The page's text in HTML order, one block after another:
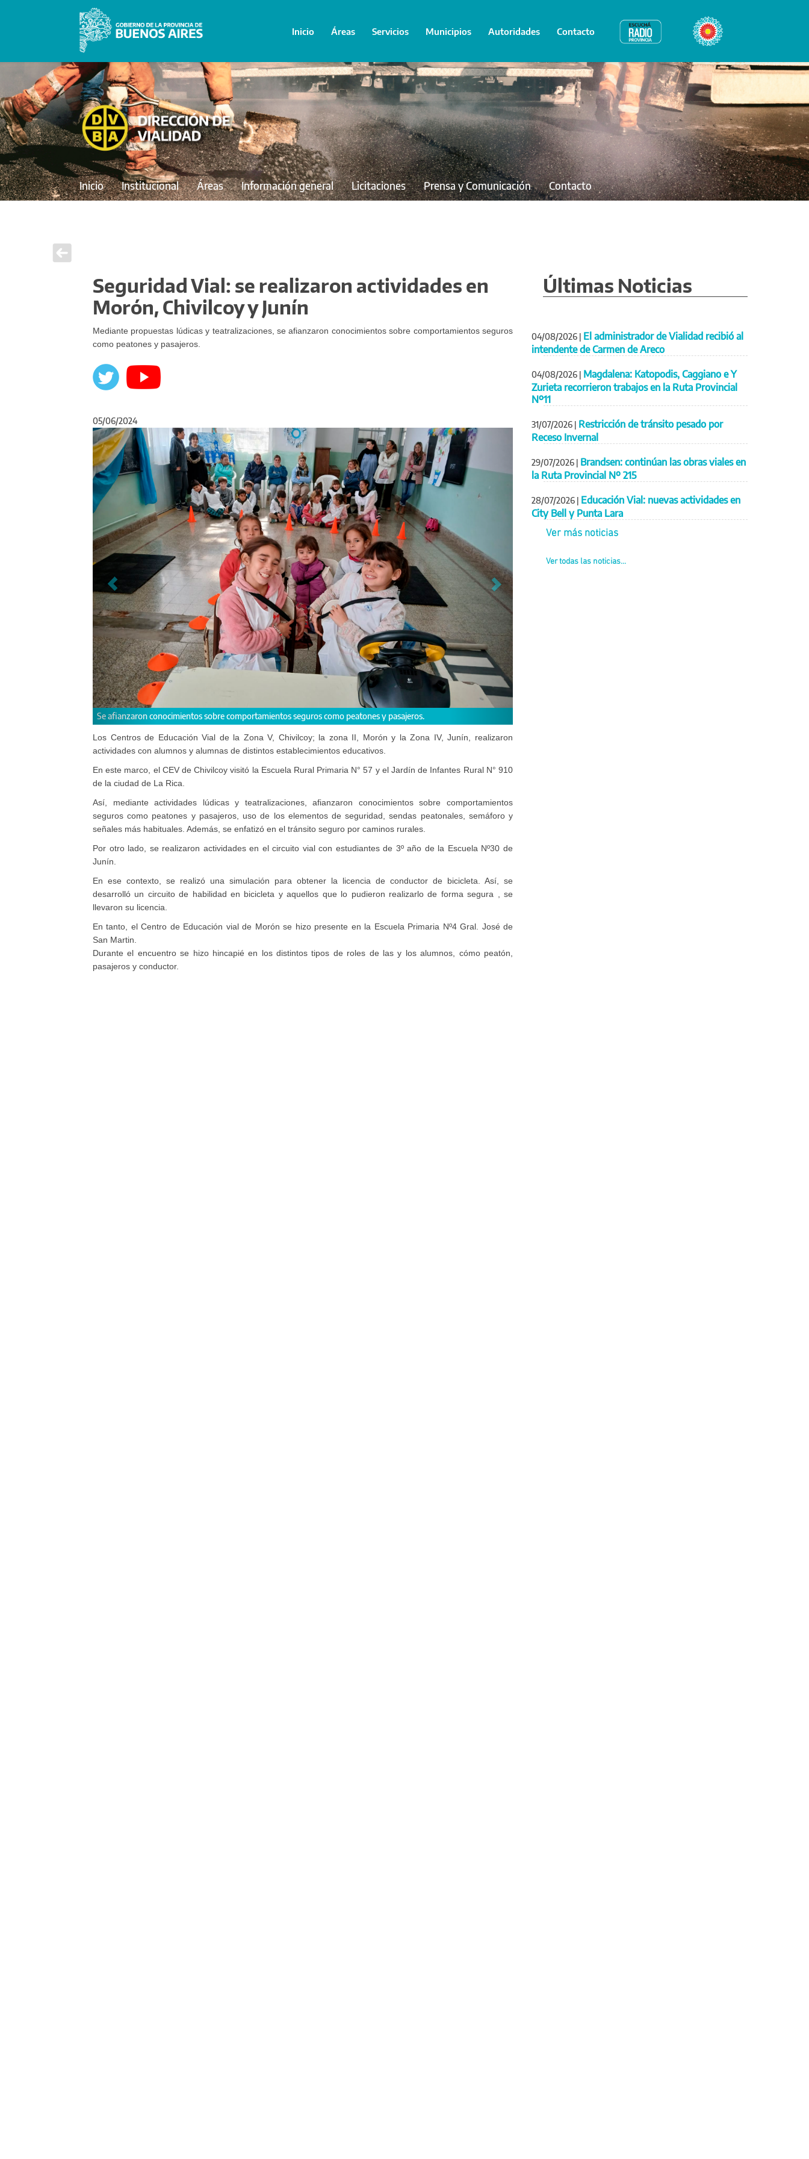
Inicio Áreas Servicios Municipios Autoridades Contacto Radio Provincia Bicentenario
Inicio Institucional Áreas Información general Licitaciones Prensa y Comunicación Contacto
Seguridad Vial: se realizaron actividades en
Morón, Chivilcoy y Junín
Mediante propuestas lúdicas y teatralizaciones, se afianzaron conocimientos sobre comportamientos seguros
como peatones y pasajeros.
05/06/2024
Seguridad Vial: se realizaron actividades en Morón, Chivilcoy y Junín.
Anterior Siguiente
Los Centros de Educación Vial de la Zona V, Chivilcoy; la zona II, Morón y la Zona IV, Junín, realizaron
actividades con alumnos y alumnas de distintos establecimientos educativos.
En este marco, el CEV de Chivilcoy visitó la Escuela Rural Primaria N° 57 y el Jardín de Infantes Rural N° 910
de la ciudad de La Rica.
Así, mediante actividades lúdicas y teatralizaciones, afianzaron conocimientos sobre comportamientos
seguros como peatones y pasajeros, uso de los elementos de seguridad, sendas peatonales, semáforo y
señales más habituales. Además, se enfatizó en el tránsito seguro por caminos rurales.
Por otro lado, se realizaron actividades en el circuito vial con estudiantes de 3º año de la Escuela Nº30 de
Junín.
En ese contexto, se realizó una simulación para obtener la licencia de conductor de bicicleta. Así, se
desarrolló un circuito de habilidad en bicicleta y aquellos que lo pudieron realizarlo de forma segura , se
llevaron su licencia.
En tanto, el Centro de Educación vial de Morón se hizo presente en la Escuela Primaria Nº4 Gral. José de
San Martin.
Durante el encuentro se hizo hincapié en los distintos tipos de roles de las y los alumnos, cómo peatón,
pasajeros y conductor.
Últimas Noticias
04/08/2026 | El administrador de Vialidad recibió al
intendente de Carmen de Areco
04/08/2026 | Magdalena: Katopodis, Caggiano e Y
Zurieta recorrieron trabajos en la Ruta Provincial
Nº11
31/07/2026 | Restricción de tránsito pesado por
Receso Invernal
29/07/2026 | Brandsen: continúan las obras viales en
la Ruta Provincial Nº 215
28/07/2026 | Educación Vial: nuevas actividades en
City Bell y Punta Lara
Ver más noticias
Ver todas las noticias...